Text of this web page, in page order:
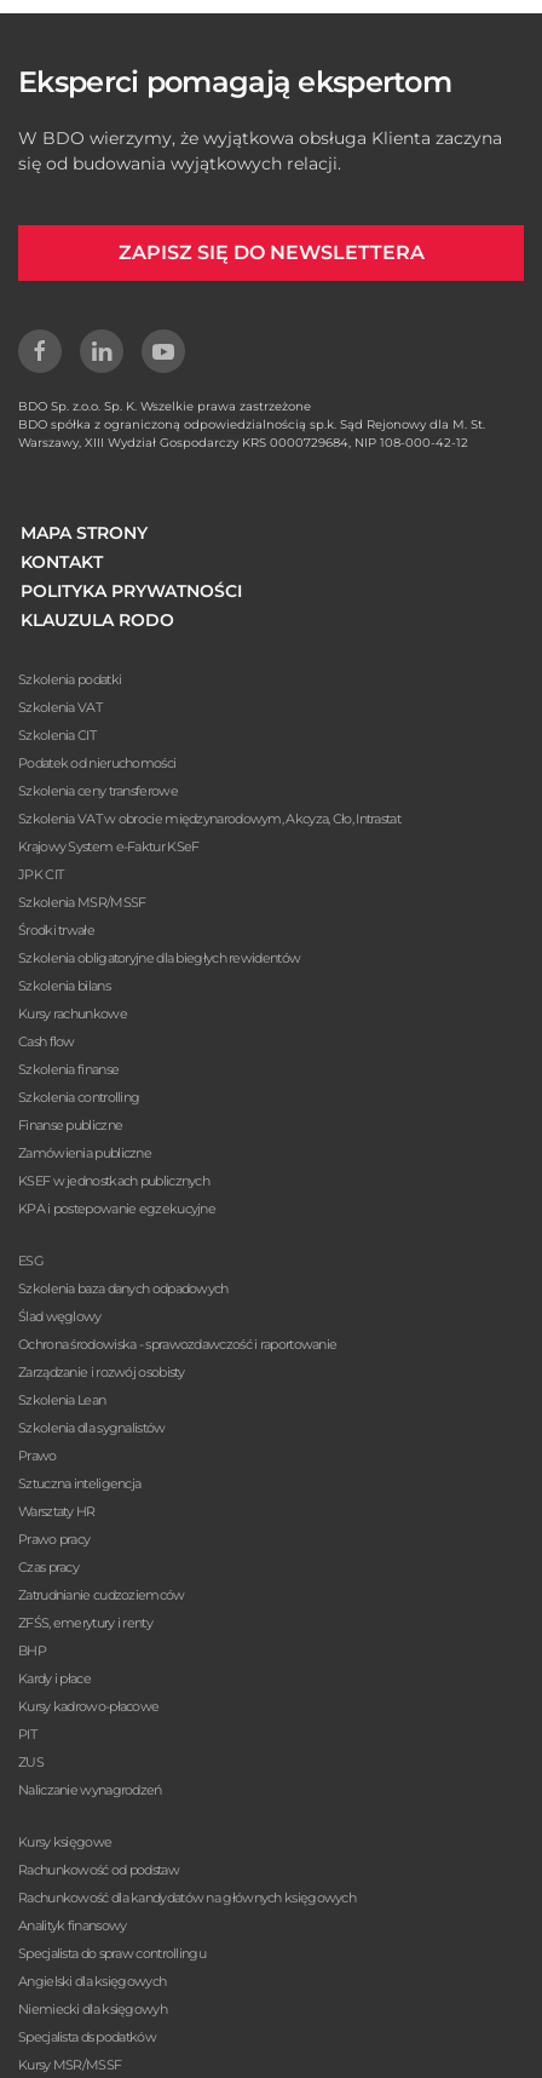
Eksperci pomagają ekspertom
W BDO wierzymy, że wyjątkowa obsługa Klienta zaczyna
się od budowania wyjątkowych relacji.
ZAPISZ SIĘ DO NEWSLETTERA
BDO Sp. z.o.o. Sp. K. Wszelkie prawa zastrzeżone
BDO spółka z ograniczoną odpowiedzialnością sp.k. Sąd Rejonowy dla M. St.
Warszawy, XIII Wydział Gospodarczy KRS 0000729684, NIP 108-000-42-12
MAPA STRONY
KONTAKT
POLITYKA PRYWATNOŚCI
KLAUZULA RODO
Szkolenia podatki
Szkolenia VAT
Szkolenia CIT
Podatek od nieruchomości
Szkolenia ceny transferowe
Szkolenia VAT w obrocie międzynarodowym, Akcyza, Cło, Intrastat
Krajowy System e-Faktur KSeF
JPK CIT
Szkolenia MSR/MSSF
Środki trwałe
Szkolenia obligatoryjne dla biegłych rewidentów
Szkolenia bilans
Kursy rachunkowe
Cash flow
Szkolenia finanse
Szkolenia controlling
Finanse publiczne
Zamówienia publiczne
KSEF w jednostkach publicznych
KPA i postepowanie egzekucyjne
ESG
Szkolenia baza danych odpadowych
Ślad węglowy
Ochrona środowiska - sprawozdawczość i raportowanie
Zarządzanie i rozwój osobisty
Szkolenia Lean
Szkolenia dla sygnalistów
Prawo
Sztuczna inteligencja
Warsztaty HR
Prawo pracy
Czas pracy
Zatrudnianie cudzoziemców
ZFŚS, emerytury i renty
BHP
Kardy i płace
Kursy kadrowo-płacowe
PIT
ZUS
Naliczanie wynagrodzeń
Kursy księgowe
Rachunkowość od podstaw
Rachunkowość dla kandydatów na głównych księgowych
Analityk finansowy
Specjalista do spraw controllingu
Angielski dla księgowych
Niemiecki dla księgowyh
Specjalista ds podatków
Kursy MSR/MSSF